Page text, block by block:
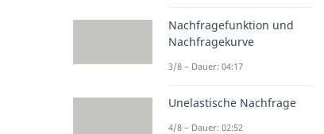
Nachfragefunktion und
Nachfragekurve
3/8 – Dauer: 04:17
Unelastische Nachfrage
4/8 – Dauer: 02:52